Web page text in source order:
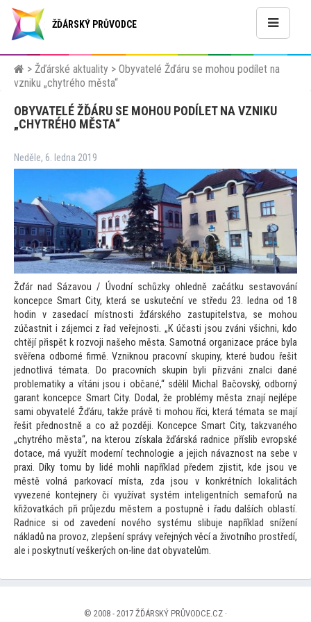
ŽĎÁRSKÝ PRŮVODCE
> Žďárské aktuality > Obyvatelé Žďáru se mohou podílet na
vzniku „chytrého města“
OBYVATELÉ ŽĎÁRU SE MOHOU PODÍLET NA VZNIKU
„CHYTRÉHO MĚSTA“
Neděle, 6. ledna 2019
Žďár nad Sázavou / Úvodní schůzky ohledně začátku sestavování
koncepce Smart City, která se uskuteční ve středu 23. ledna od 18
hodin v zasedací místnosti žďárského zastupitelstva, se mohou
zúčastnit i zájemci z řad veřejnosti. „K účasti jsou zváni všichni, kdo
chtějí přispět k rozvoji našeho města. Samotná organizace práce byla
svěřena odborné firmě. Vzniknou pracovní skupiny, které budou řešit
jednotlivá témata. Do pracovních skupin byli přizváni znalci dané
problematiky a vítáni jsou i občané,“ sdělil Michal Bačovský, odborný
garant koncepce Smart City. Dodal, že problémy města znají nejlépe
sami obyvatelé Žďáru, takže právě ti mohou říci, která témata se mají
řešit přednostně a co až později. Koncepce Smart City, takzvaného
„chytrého města“, na kterou získala žďárská radnice příslib evropské
dotace, má využít moderní technologie a jejich návaznost na sebe v
praxi. Díky tomu by lidé mohli například předem zjistit, kde jsou ve
městě volná parkovací místa, zda jsou v konkrétních lokalitách
vyvezené kontejnery či využívat systém inteligentních semaforů na
křižovatkách při průjezdu městem a postupně i řadu dalších oblastí.
Radnice si od zavedení nového systému slibuje například snížení
nákladů na provoz, zlepšení správy veřejných věcí a životního prostředí,
ale i poskytnutí veškerých on-line dat obyvatelům.
© 2008 - 2017 ŽĎÁRSKÝ PRŮVODCE.CZ ·